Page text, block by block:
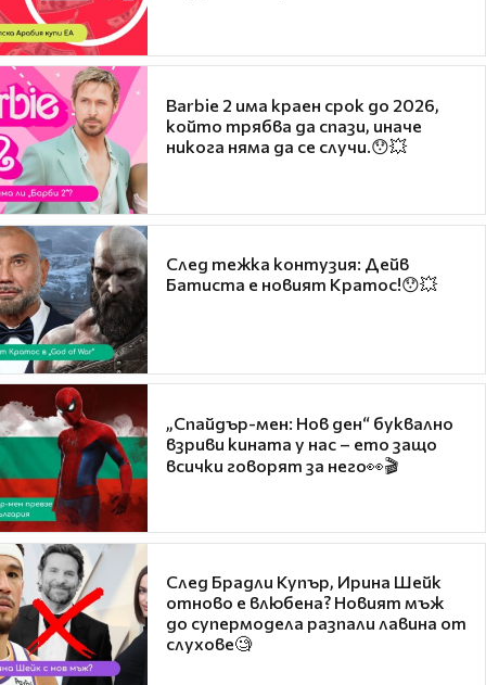
Barbie 2 има краен срок до 2026,
който трябва да спази, иначе
никога няма да се случи.😯💥
След тежка контузия: Дейв
Батиста е новият Кратос!😯💥
„Спайдър-мен: Нов ден“ буквално
взриви кината у нас – ето защо
всички говорят за него👀🎬
След Брадли Купър, Ирина Шейк
отново е влюбена? Новият мъж
до супермодела разпали лавина от
слухове🧐